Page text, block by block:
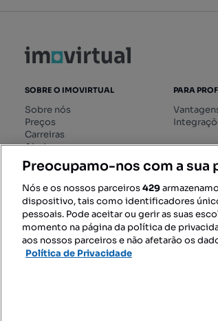
SOBRE O IMOVIRTUAL
Sobre nós
Preços
Carreiras
Ajuda
Livro de Reclamações online
Regulamento dos Serviços
Digitais
PARA
Preocupamo-nos com a sua
Nós e os nossos parceiros429
dispositivo, tais como identificadores
pessoais. Pode aceitar ou gerir as suas
momento na página da política de
aos nossos parceiros e não afetarão os
Política de Privacidade